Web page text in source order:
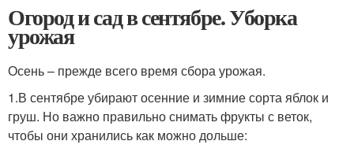
Огород и сад в сентябре. Уборка
урожая
Осень – прежде всего время сбора урожая.
1.В сентябре убирают осенние и зимние сорта яблок и
груш. Но важно правильно снимать фрукты с веток,
чтобы они хранились как можно дольше: